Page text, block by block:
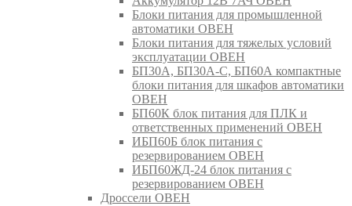
Блоки питания для промышленной
автоматики ОВЕН
Блоки питания для тяжелых условий
эксплуатации ОВЕН
БП30А, БП30А-С, БП60А компактные
блоки питания для шкафов автоматики
ОВЕН
БП60К блок питания для ПЛК и
ответственных применений ОВЕН
ИБП60Б блок питания с
резервированием ОВЕН
ИБП60ЖД-24 блок питания с
резервированием ОВЕН
Дроссели ОВЕН